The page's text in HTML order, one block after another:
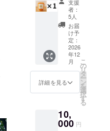
るオレ
ンジ
せっけ
んを「1
つ」提
供しま
す。
【商品
説明】
サイ
ズ 約
1cm³ 内
60個
支援
者：
5人
お届
け予
定：
2026
年12
月
詳細を見る
こ
の
リ
タ
ー
ン
を
選
択
す
る
10,
000 円